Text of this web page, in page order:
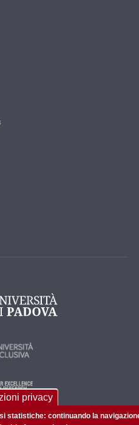
privacy
statistiche: continuando la